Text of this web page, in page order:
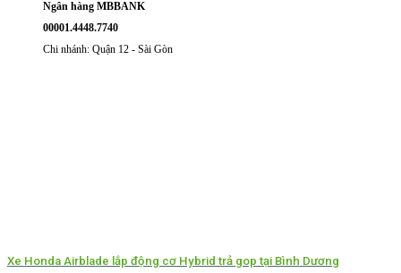
Ngân hàng MBBANK
00001.4448.7740
Chi nhánh: Quận 12 - Sài Gòn
Xe Honda Airblade lắp động cơ Hybrid trả gop tại Bình Dương